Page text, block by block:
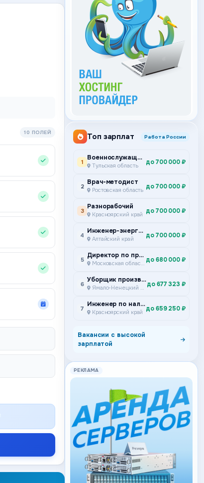
10 ПОЛЕЙ Топ зарплат Работа России
1
Военнослужащий по контракту
Тульская область до 700 000 ₽
2
Врач-методист
Ростовская область до 700 000 ₽
3
Разнорабочий
Красноярский край до 700 000 ₽
4
Инженер-энергетик
Алтайский край до 700 000 ₽
5
Директор по производству
Московская область до 680 000 ₽
6
Уборщик производственных и служебных помещений
Ямало-Ненецкий автономный округ до 677 323 ₽
7
Инженер по наладке и испытаниям Подземный участок ремонта и сервисного обслуживания самоходного дизельного оборудования Специализированное предприятие горной техники
Красноярский край до 659 250 ₽
Вакансии с высокой
зарплатой
РЕКЛАМА